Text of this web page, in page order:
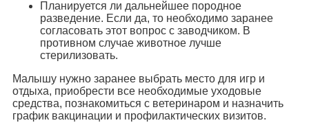
Планируется ли дальнейшее породное
разведение. Если да, то необходимо заранее
согласовать этот вопрос с заводчиком. В
противном случае животное лучше
стерилизовать.
Малышу нужно заранее выбрать место для игр и
отдыха, приобрести все необходимые уходовые
средства, познакомиться с ветеринаром и назначить
график вакцинации и профилактических визитов.